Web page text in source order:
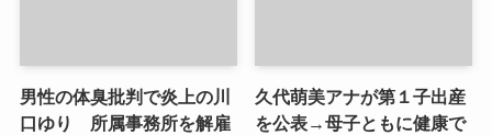
男性の体臭批判で炎上の川
口ゆり 所属事務所を解雇
久代萌美アナが第１子出産
を公表→母子ともに健康で